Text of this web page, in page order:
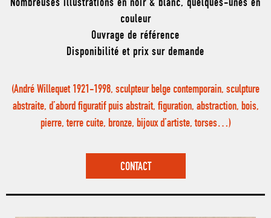
Nombreuses illustrations en noir & blanc, quelques-unes en
couleur
Ouvrage de référence
Disponibilité et prix sur demande
(André Willequet 1921-1998, sculpteur belge contemporain, sculpture
abstraite, d’abord figuratif puis abstrait, figuration, abstraction, bois,
pierre, terre cuite, bronze, bijoux d’artiste, torses…)
CONTACT